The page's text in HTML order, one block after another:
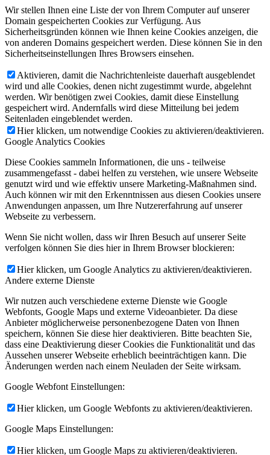
Wir stellen Ihnen eine Liste der von Ihrem Computer auf unserer
Domain gespeicherten Cookies zur Verfügung. Aus
Sicherheitsgründen können wie Ihnen keine Cookies anzeigen, die
von anderen Domains gespeichert werden. Diese können Sie in den
Sicherheitseinstellungen Ihres Browsers einsehen.
Aktivieren, damit die Nachrichtenleiste dauerhaft ausgeblendet
wird und alle Cookies, denen nicht zugestimmt wurde, abgelehnt
werden. Wir benötigen zwei Cookies, damit diese Einstellung
gespeichert wird. Andernfalls wird diese Mitteilung bei jedem
Seitenladen eingeblendet werden.
Hier klicken, um notwendige Cookies zu aktivieren/deaktivieren.
Google Analytics Cookies
Diese Cookies sammeln Informationen, die uns - teilweise
zusammengefasst - dabei helfen zu verstehen, wie unsere Webseite
genutzt wird und wie effektiv unsere Marketing-Maßnahmen sind.
Auch können wir mit den Erkenntnissen aus diesen Cookies unsere
Anwendungen anpassen, um Ihre Nutzererfahrung auf unserer
Webseite zu verbessern.
Wenn Sie nicht wollen, dass wir Ihren Besuch auf unserer Seite
verfolgen können Sie dies hier in Ihrem Browser blockieren:
Hier klicken, um Google Analytics zu aktivieren/deaktivieren.
Andere externe Dienste
Wir nutzen auch verschiedene externe Dienste wie Google
Webfonts, Google Maps und externe Videoanbieter. Da diese
Anbieter möglicherweise personenbezogene Daten von Ihnen
speichern, können Sie diese hier deaktivieren. Bitte beachten Sie,
dass eine Deaktivierung dieser Cookies die Funktionalität und das
Aussehen unserer Webseite erheblich beeinträchtigen kann. Die
Änderungen werden nach einem Neuladen der Seite wirksam.
Google Webfont Einstellungen:
Hier klicken, um Google Webfonts zu aktivieren/deaktivieren.
Google Maps Einstellungen:
Hier klicken, um Google Maps zu aktivieren/deaktivieren.